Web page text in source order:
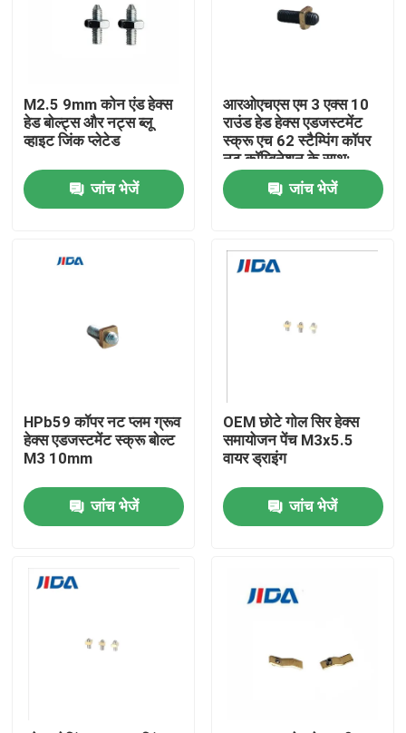
घर
उत्पाद
फ़ैक्टरी टूर
गुणवत्ता नियंत्रण
M2.5 9mm कोन एंड हेक्स
हेड बोल्ट्स और नट्स ब्लू
व्हाइट जिंक प्लेटेड
जांच भेजें
आरओएचएस एम 3 एक्स 10
राउंड हेड हेक्स एडजस्टमेंट
स्क्रू एच 62 स्टैम्पिंग कॉपर
नट कॉम्बिनेशन के साथ:
जांच भेजें
HPb59 कॉपर नट प्लम ग्रूव
हेक्स एडजस्टमेंट स्क्रू बोल्ट
M3 10mm
जांच भेजें
OEM छोटे गोल सिर हेक्स
समायोजन पेंच M3x5.5
वायर ड्राइंग
जांच भेजें